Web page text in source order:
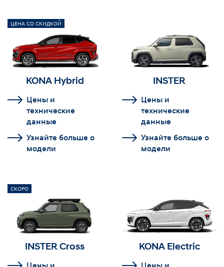
ЦЕНА СО СКИДКОЙ
KONA Hybrid
Цены и
технические
данные
Узнайте больше о
модели
INSTER
Цены и
технические
данные
Узнайте больше о
модели
СКОРО
INSTER Cross KONA Electric